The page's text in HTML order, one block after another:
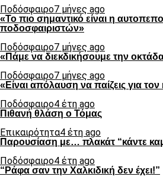
Ποδόσφαιρο7 μήνες ago
«Το πιο σημαντικό είναι η
ποδοσφαιριστών»
Ποδόσφαιρο7 μήνες ago
«Πάμε να διεκδικήσουμε την
Ποδόσφαιρο7 μήνες ago
«Είναι απόλαυση να παίζεις για
Ποδόσφαιρο4 έτη ago
Πιθανή θλάση ο Τόμας
Επικαιρότητα4 έτη ago
Παρουσίαση με… πλακάτ “κάντε
Ποδόσφαιρο4 έτη ago
“Ράφα σαν την Χαλκιδική δεν έχει!”